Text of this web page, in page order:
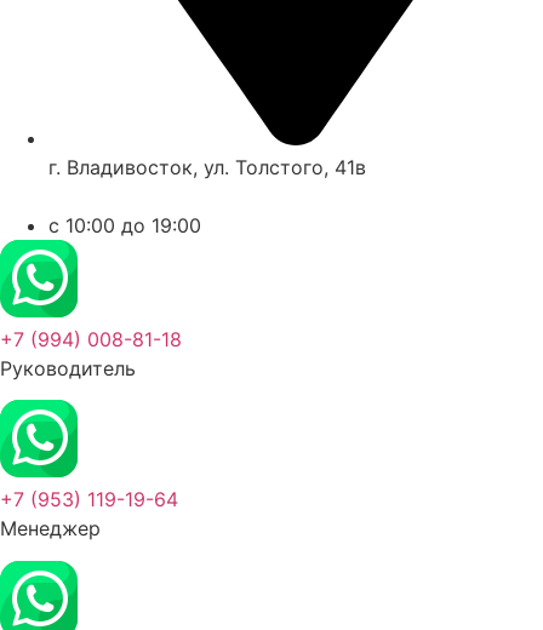
г. Владивосток, ул. Толстого, 41в
c 10:00 до 19:00
+7 (994) 008-81-18
Руководитель
+7 (953) 119-19-64
Менеджер